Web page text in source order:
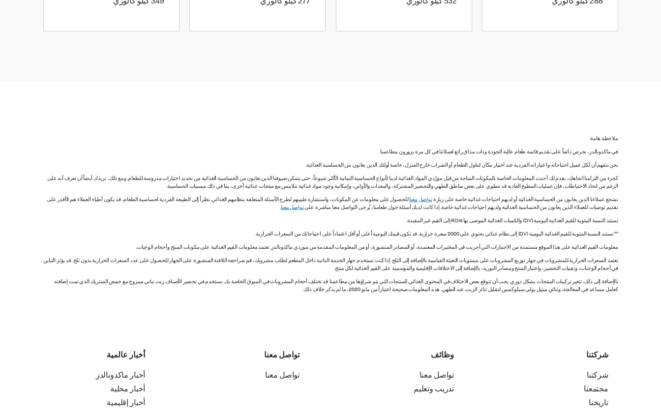
288 كيلو كالوري 532 كيلو كالوري 277 كيلو كالوري 349 كيلو كالوري
ملاحظة هامة:
في ماكدونالدز، نحرص دائماً على تقديم قائمة طعام عالية الجودة وذات مذاق رائع لعملائنا في كل مرة يزورون مطاعمنا.
نحن نتفهم أن لكل عميل احتياجاته واعتباراته الفردية عند اختيار مكان لتناول الطعام أو الشراب خارج المنزل، خاصة أولئك الذين يعانون من الحساسية الغذائية.
كجزء من التزامنا اتجاهك، نقدم لك أحدث المعلومات الخاصة بالمكونات المتاحة من قبل مورّدي المواد الغذائية لدينا لأنواع الحساسية الثمانية الأكثر شيوعاً، حتى يتمكن ضيوفنا الذين يعانون من الحساسية الغذائية من تحديد اختيارات مدروسة للطعام. ومع ذلك، نريدك أيضاً أن تعرف أنه على
الرغم من اتخاذ الاحتياطات، فإن عمليات المطبخ العادية قد تنطوي على بعض مناطق الطهي والتحضير المشتركة، والمعدات والأواني، وإمكانية وجود مواد غذائية تتلامس مع منتجات غذائية أخرى، بما في ذلك مسببات الحساسية.
نشجع عملاءنا الذين يعانون من الحساسية الغذائية أو لديهم احتياجات غذائية خاصة على زيارةتواصل معناللحصول على معلومات عن المكونات، واستشارة طبيبهم لطرح الأسئلة المتعلقة بنظامهم الغذائي. نظراً إلى الطبيعة الفردية لحساسية الطعام، قد يكون أطباء العملاء هم الأقدر على
تقديم توصيات للعملاء الذين يعانون من الحساسية الغذائية ولديهم احتياجات غذائية خاصة. إذا كانت لديك أسئلة حول طعامنا، يُرجى التواصل معنا مباشرة علىتواصل معنا.
تستند النسبة المئوية للقيم الغذائية اليومية (DV) والكميات الغذائية الموصى بها RDIs إلى القيم غير المقيدة.
** تستند النسبة المئوية للقيم الغذائية اليومية (DV) إلى نظام غذائي يحتوي على 2000 سعرة حرارية. قد تكون قيمك اليومية أعلى أو أقل اعتماداً على احتياجاتك من السعرات الحرارية.
معلومات القيم الغذائية على هذا الموقع مستمدة من الاختبارات التي أجريت في المختبرات المعتمدة، أو المصادر المنشورة، أو من المعلومات المقدمة من موردي ماكدونالدز. تعتمد معلومات القيم الغذائية على مكونات المنتج وأحجام الوجبات.
تعتمد السعرات الحرارية للمشروبات في جهاز توزيع المشروبات على مستويات التعبئة القياسية بالإضافة إلى الثلج. إذا كنت تستخدم جهاز الخدمة الذاتية داخل المطعم لطلب مشروبك، قم بمراجعة اللافتة المنشورة على الجهاز للحصول على عدد السعرات الحرارية بدون ثلج. قد يؤثر التباين
في أحجام الوجبات، وتقنيات التحضير، واختبار المنتج ومصادر التوريد، بالإضافة إلى الاختلافات الإقليمية والموسمية على القيم الغذائية لكل منتج.
بالإضافة إلى ذلك، تتغير تركيبات المنتجات بشكل دوري. يجب أن تتوقع بعض الاختلاف في المحتوى الغذائي للمنتجات التي يتم شراؤها من مطاعمنا. قد تختلف أحجام المشروبات في السوق الخاصة بك. نستخدم في تحضير الأصناف زيت نباتي ممزوج مع حمض الستريك الذي تمت إضافته
كعامل مساعد في المعالجة، وثنائي ميثيل بولي سيلوكسين لتقليل تناثر الزيت عند الطهي. هذه المعلومات صحيحة اعتباراً من مايو 2020، ما لم يذكر خلاف ذلك.
شركتنا
شركتنا
مجتمعنا
تاريخنا
وظائف
تواصل معنا
تدريب وتعليم
تواصل معنا
تواصل معنا
أخبار عالمية
أخبار ماكدونالدز
أخبار محلية
أخبار إقليمية